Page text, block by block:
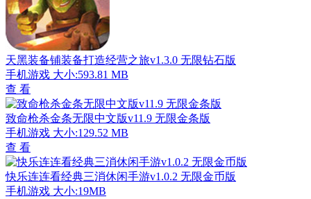
天黑装备铺装备打造经营之旅v1.3.0 无限钻石版
手机游戏 大小:593.81 MB
查 看
致命枪杀金条无限中文版v11.9 无限金条版
手机游戏 大小:129.52 MB
查 看
快乐连连看经典三消休闲手游v1.0.2 无限金币版
手机游戏 大小:19MB